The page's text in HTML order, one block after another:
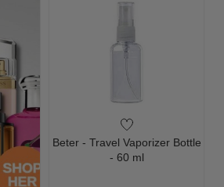
Beter - Travel Vaporizer Bottle
- 60 ml